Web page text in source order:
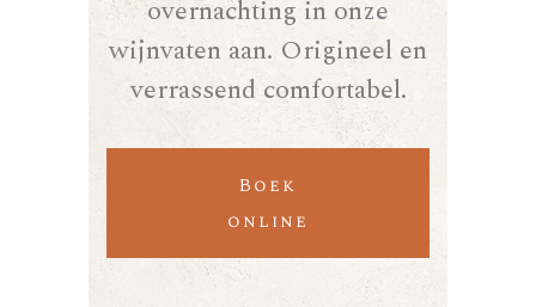
overnachting in onze
wijnvaten aan. Origineel en
verrassend comfortabel.
Boek
online